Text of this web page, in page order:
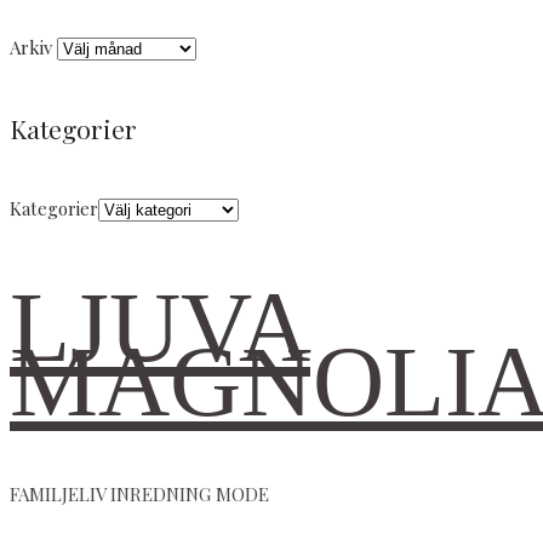
Arkiv
Kategorier
Kategorier
LJUVA
FAMILJELIV INREDNING MODE